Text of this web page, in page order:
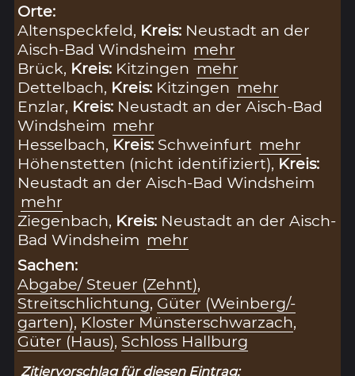
Orte:
Altenspeckfeld, Kreis: Neustadt an der
Aisch-Bad Windsheim mehr
Brück, Kreis: Kitzingen mehr
Dettelbach, Kreis: Kitzingen mehr
Enzlar, Kreis: Neustadt an der Aisch-Bad
Windsheim mehr
Hesselbach, Kreis: Schweinfurt mehr
Höhenstetten (nicht identifiziert), Kreis:
Neustadt an der Aisch-Bad Windsheim
mehr
Ziegenbach, Kreis: Neustadt an der Aisch-
Bad Windsheim mehr
Sachen:
Abgabe/ Steuer (Zehnt),
Streitschlichtung, Güter (Weinberg/-
garten), Kloster Münsterschwarzach,
Güter (Haus), Schloss Hallburg
Zitiervorschlag für diesen Eintrag: